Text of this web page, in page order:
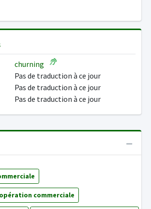
churning
Pas de traduction à ce jour
Pas de traduction à ce jour
Pas de traduction à ce jour
commerciale